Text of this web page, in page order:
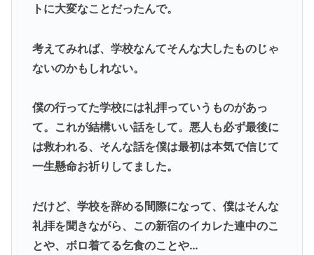
トに大変なことだったんで。
考えてみれば、学校なんてそんな大したものじゃ
ないのかもしれない。
僕の行ってた学校には礼拝っていうものがあっ
て。これが結構いい話をして。悪人も必ず最後に
は救われる、そんな話を僕は最初は本気で信じて
一生懸命お祈りしてました。
だけど、学校を辞める間際になって、僕はそんな
礼拝を聞きながら、この新宿のイカレた連中のこ
とや、ボロ着てる乞食のことや…